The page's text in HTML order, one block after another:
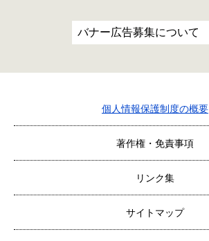
バナー広告募集について
個人情報保護制度の概要
著作権・免責事項
リンク集
サイトマップ